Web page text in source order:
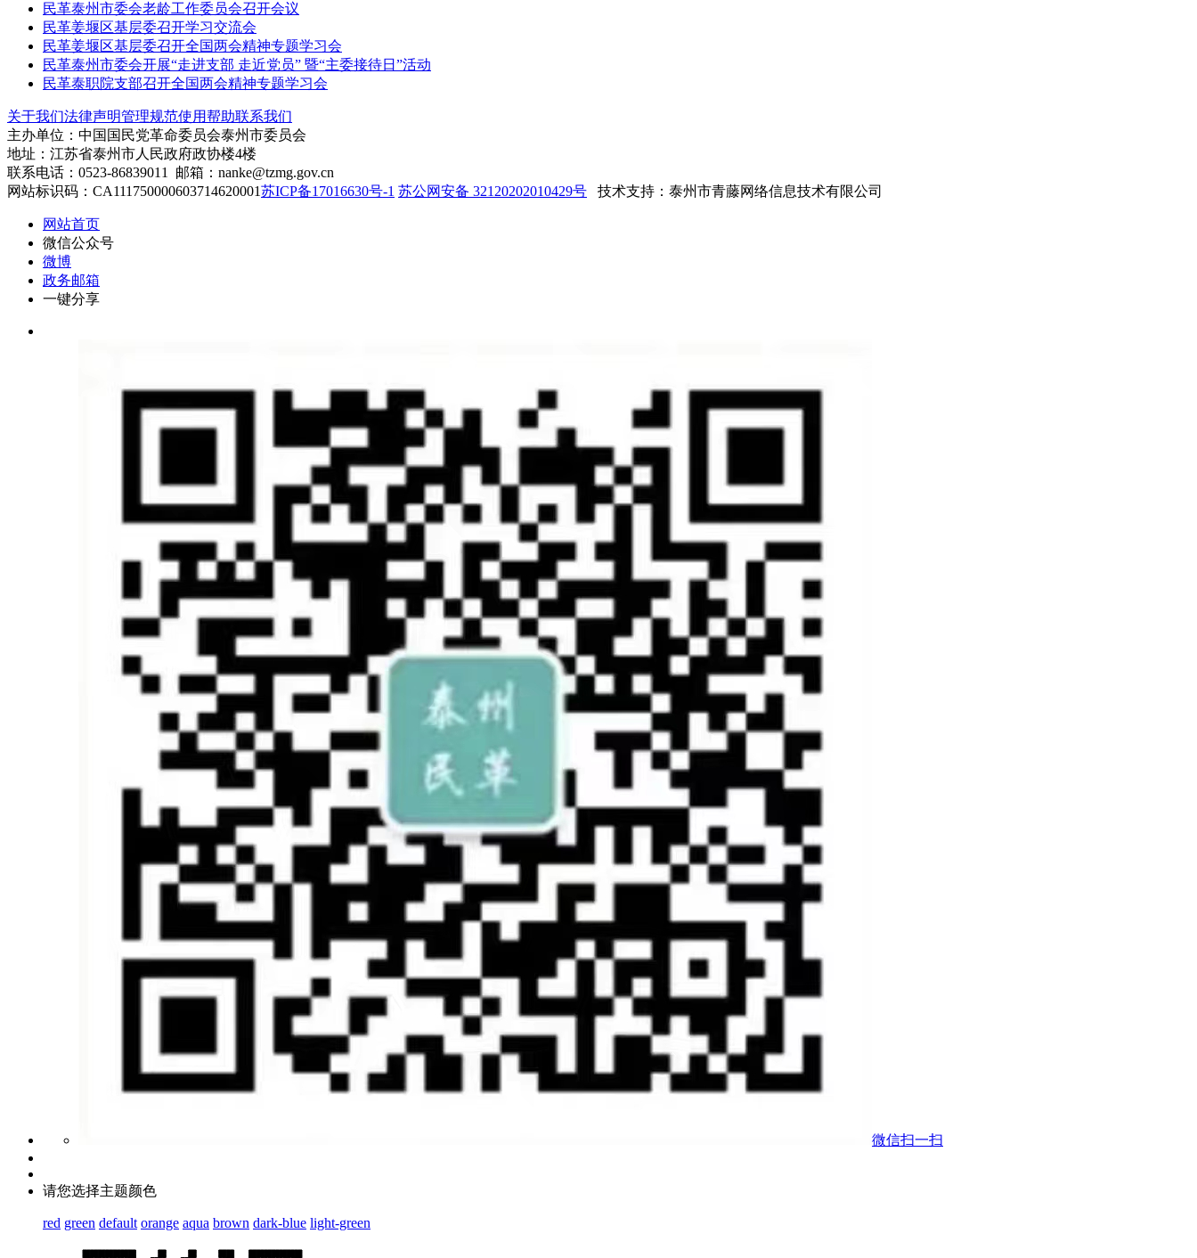
民革泰州市委会老龄工作委员会召开会议
民革姜堰区基层委召开学习交流会
民革姜堰区基层委召开全国两会精神专题学习会
民革泰州市委会开展“走进支部 走近党员” 暨“主委接待日”活动
民革泰职院支部召开全国两会精神专题学习会
关于我们法律声明管理规范使用帮助联系我们
主办单位：中国国民党革命委员会泰州市委员会
地址：江苏省泰州市人民政府政协楼4楼
联系电话：0523-86839011 邮箱：nanke@tzmg.gov.cn
网站标识码：CA111750000603714620001苏ICP备17016630号-1 苏公网安备 32120202010429号 技术支持：泰州市青藤网络信息技术有限公司
网站首页
微信公众号
微博
政务邮箱
一键分享
微信扫一扫
请您选择主题颜色
red green default orange aqua brown dark-blue light-green